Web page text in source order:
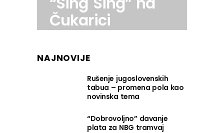
Čukarici
NAJNOVIJE
Rušenje jugoslovenskih
tabua – promena pola kao
novinska tema
“Dobrovoljno” davanje
plata za NBG tramvaj